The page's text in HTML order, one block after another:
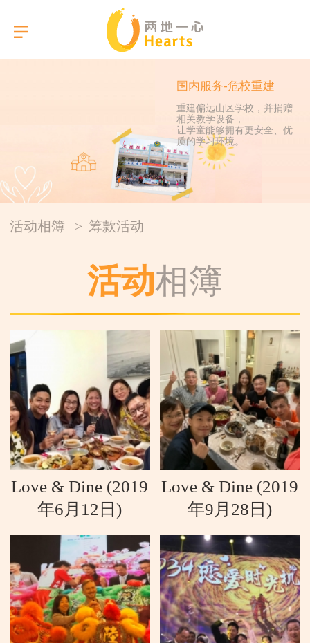
关于我们
本会服务
报告
加入我们
国内服务-危校重建
重建偏远山区学校，并捐赠
相关教学设备，
让学童能够拥有更安全、优
质的学习环境。
活动相簿 > 筹款活动
活动相簿
Love & Dine (2019
年6月12日)
Love & Dine (2019
年9月28日)